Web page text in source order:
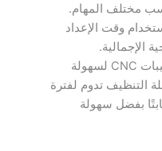
مختلف المهام.
وقت الإعداد
الإجمالية.
يجب تصميم تركيبات CNC لسهولة
التنظيف تدوم لفترة
بفضل سهولة